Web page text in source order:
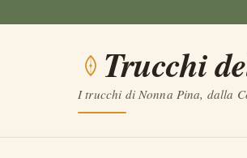
contenuto
Trucchi
I trucchi di Nonna Pina, dalla